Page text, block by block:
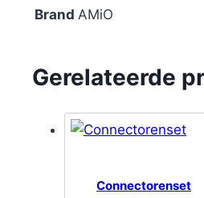
Brand AMiO
Gerelateerde
Connectorenset